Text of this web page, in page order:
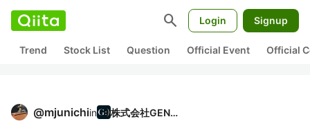
search Login Signup
Trend Stock List Question Official Event Official
@mjunichiin 株式会社GENDA